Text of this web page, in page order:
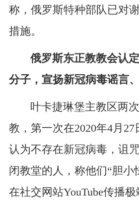
称，俄罗斯特种部队已对
措施。
俄罗斯东正教教会认
分子，宣扬新冠病毒谣言
叶卡捷琳堡主教区两
教，第一次在2020年4月
认为不存在新冠病毒，诅
闭教堂的人，称他们“胆小
在社交网站YouTube传播极